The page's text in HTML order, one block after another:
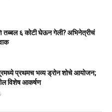
तब्बल ६ कोटी घेऊन गेली? अभिनेत्रीचं
प्रथमच भव्य ड्रोन शोचे आयोजन;
विशेष आकर्षण